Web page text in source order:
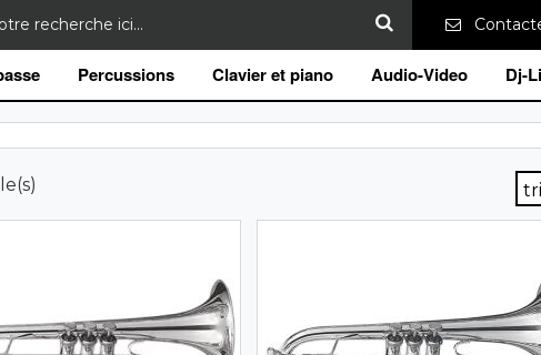
Percussions Clavier et piano Audio-Video Dj-